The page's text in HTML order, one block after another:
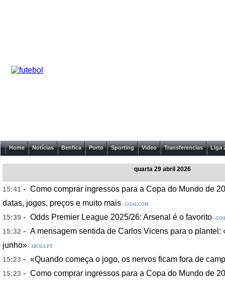
Home Notícias Benfica Porto Sporting Video Transferencias Liga
quarta 29 abril 2026
15:41 - Como comprar ingressos para a Copa do Mundo de
datas, jogos, preços e muito mais - GOAL.COM
15:39 - Odds Premier League 2025/26: Arsenal é o favorito -
15:32 - A mensagem sentida de Carlos Vicens para o plantel:
junho» - ABOLA.PT
15:23 - «Quando começa o jogo, os nervos ficam fora de
15:23 - Como comprar ingressos para a Copa do Mundo de